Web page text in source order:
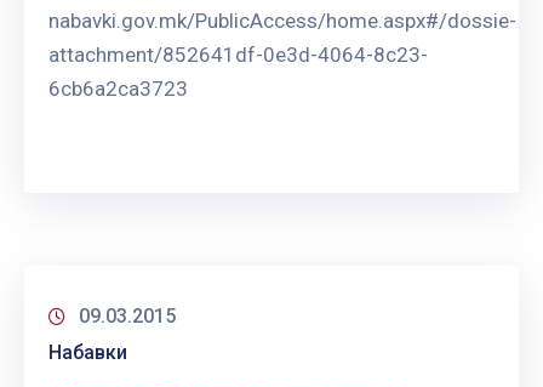
nabavki.gov.mk/PublicAccess/home.aspx#/dossie-
attachment/852641df-0e3d-4064-8c23-
6cb6a2ca3723
09.03.2015
Набавки